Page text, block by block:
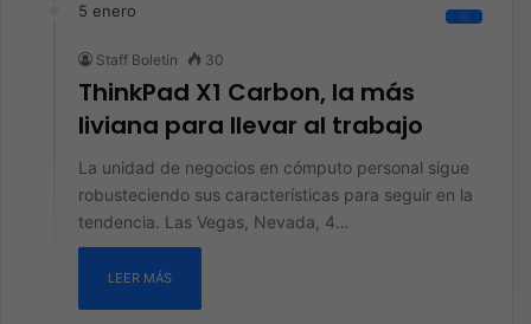
5 enero All
Staff Boletín 30
ThinkPad X1 Carbon, la más
liviana para llevar al trabajo
La unidad de negocios en cómputo personal sigue
robusteciendo sus características para seguir en la
tendencia. Las Vegas, Nevada, 4…
LEER MÁS